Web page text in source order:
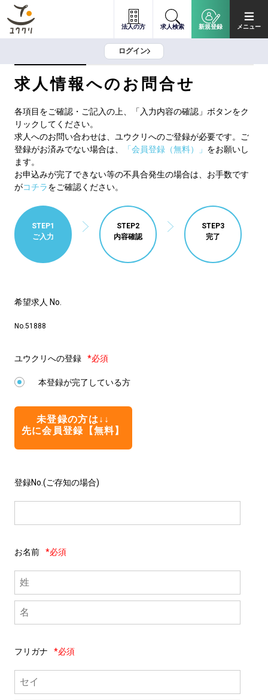
法人の方 求人検索 新規登録 メニュー
ログイン
求人情報へのお問合せ
各項目をご確認・ご記入の上、「入力内容の確認」ボタンをク
リックしてください。
求人へのお問い合わせは、ユウクリへのご登録が必要です。ご
登録がお済みでない場合は、
「会員登録（無料）」 をお願いし
ます。
お申込みが完了できない等の不具合発生の場合は、お手数です
がコチラをご確認ください。
STEP1
ご入力
STEP2
内容確認
STEP3
完了
希望求人 No.
No.51888
ユウクリへの登録 *必須
本登録が完了している方
未登録の方は↓↓
先に会員登録【無料】
登録No.(ご存知の場合)
お名前 *必須
フリガナ *必須